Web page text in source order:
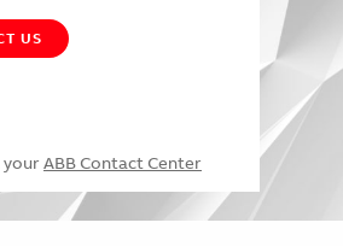
US
ABB Contact Center